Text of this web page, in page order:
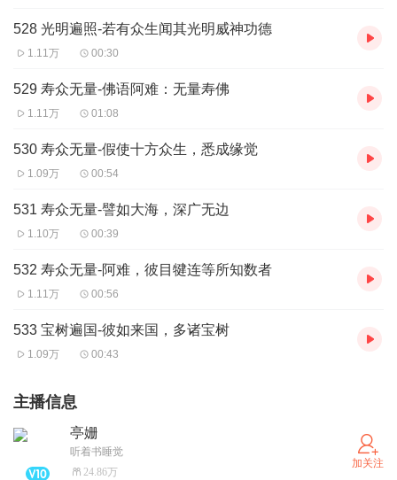
528 光明遍照-若有众生闻其光明威神功德
1.11万 00:30
529 寿众无量-佛语阿难：无量寿佛
1.11万 01:08
530 寿众无量-假使十方众生，悉成缘觉
1.09万 00:54
531 寿众无量-譬如大海，深广无边
1.10万 00:39
532 寿众无量-阿难，彼目犍连等所知数者
1.11万 00:56
533 宝树遍国-彼如来国，多诸宝树
1.09万 00:43
主播信息
亭姗
听着书睡觉
24.86万
加关注